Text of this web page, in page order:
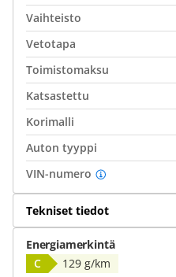
Vaihteisto
Vetotapa
Toimistomaksu
Katsastettu
Korimalli
Auton tyyppi
VIN-numero
Tekniset tiedot
Energiamerkintä
C
129 g/km